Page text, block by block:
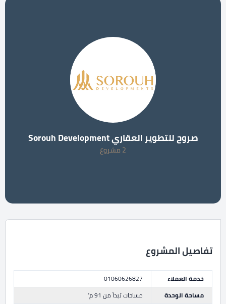
صروح للتطوير العقاري Sorouh Development
2 مشروع
تفاصيل المشروع
خدمة العملاء
01060626827
مساحة الوحدة
مساحات تبدأ من 91 م²